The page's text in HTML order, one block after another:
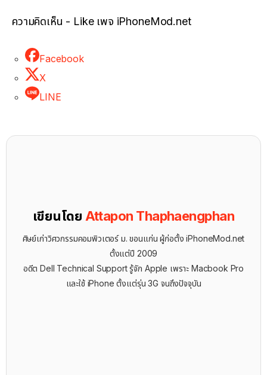
ความคิดเห็น - Like เพจ iPhoneMod.net
Facebook
X
LINE
เขียนโดย Attapon Thaphaengphan
ศิษย์เก่าวิศวกรรมคอมพิวเตอร์ ม. ขอนแก่น ผู้ก่อตั้ง iPhoneMod.net
ตั้งแต่ปี 2009
อดีต Dell Technical Support รู้จัก ​Apple เพราะ Macbook Pro
และใช้ iPhone ตั้งแต่รุ่น 3G จนถึงปัจจุบัน